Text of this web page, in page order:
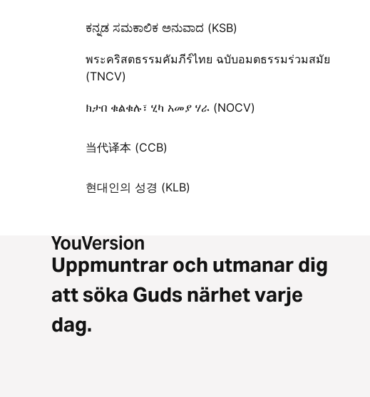
ಕನ್ನಡ ಸಮಕಾಲಿಕ ಅನುವಾದ (KSB)
พระคริสตธรรมคัมภีร์ไทย ฉบับอมตธรรมร่วมสมัย
(TNCV)
ክታበ ቁልቁሉ፣ ሂካ አመያ ሃራ (NOCV)
当代译本 (CCB)
현대인의 성경 (KLB)
Uppmuntrar och utmanar dig
att söka Guds närhet varje
dag.